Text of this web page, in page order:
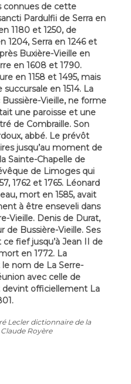
connues de cette
Pardulfii de Serra en
1180 et 1250, de
1204, Serra en 1246 et
Buxière-Vieille en
en 1608 et 1790.
en 1158 et 1495, mais
succursale en 1514. La
Bussière-Vieille, ne forme
une paroisse et une
de Combraille. Son
abbé. Le prévôt
jusqu’au moment de
Sainte-Chapelle de
de Limoges qui
1762 et 1765. Léonard
mort en 1585, avait
à être enseveli dans
Vieille. Denis de Durat,
de Bussière-Vieille. Ses
fief jusqu’à Jean II de
en 1772. La
nom de La Serre-
avec celle de
devint officiellement La
Lecler dictionnaire de la
Royère